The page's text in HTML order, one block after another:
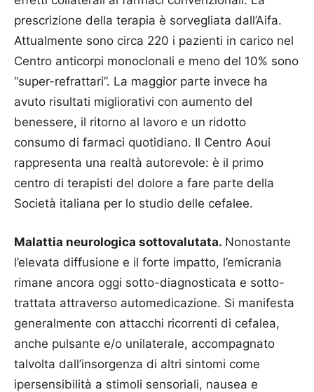
prescrizione della terapia è sorvegliata dall’Aifa.
Attualmente sono circa 220 i pazienti in carico nel
Centro anticorpi monoclonali e meno del 10% sono
“super-refrattari”. La maggior parte invece ha
avuto risultati migliorativi con aumento del
benessere, il ritorno al lavoro e un ridotto
consumo di farmaci quotidiano. Il Centro Aoui
rappresenta una realtà autorevole: è il primo
centro di terapisti del dolore a fare parte della
Società italiana per lo studio delle cefalee.
Malattia neurologica sottovalutata. Nonostante
l’elevata diffusione e il forte impatto, l’emicrania
rimane ancora oggi sotto-diagnosticata e sotto-
trattata attraverso automedicazione. Si manifesta
generalmente con attacchi ricorrenti di cefalea,
anche pulsante e/o unilaterale, accompagnato
talvolta dall’insorgenza di altri sintomi come
ipersensibilità a stimoli sensoriali, nausea e